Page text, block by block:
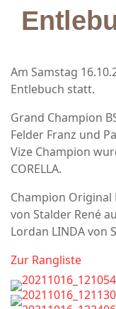
Am Samstag
Entlebuch statt.
Grand Champion
Felder Franz und
Vize Champion
CORELLA.
Champion Original
von Stalder René
Lordan LINDA von
Zur Rangliste